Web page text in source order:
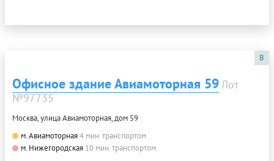
B
Офисное здание Авиамоторная 59Лот
№97735
Москва, улица Авиамоторная, дом 59
м. Авиамоторная4 мин. транспортом
м. Нижегородская 10 мин. транспортом